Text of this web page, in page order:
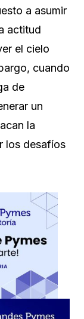
a asumir
actitud
el cielo
cuando
de
un
la
los desafíos